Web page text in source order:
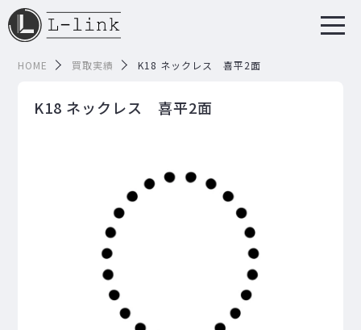
HOME 買取実績 K18 ネックレス 喜平2面
K18 ネックレス 喜平2面